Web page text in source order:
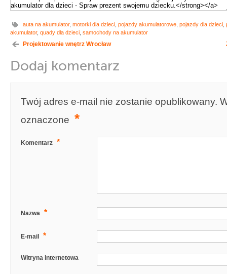
auta na akumulator, motorki dla dzieci pojazdy akumulatorowe pojazdy dla dzieci
akumulator, quady dla dzieci samochody na akumulator
Projektowanie wnętrz Wrocław
Dodaj komentarz
Twój adres e-mail nie zostanie opublikowany.
oznaczone *
Komentarz *
Nazwa *
E-mail *
Witryna internetowa